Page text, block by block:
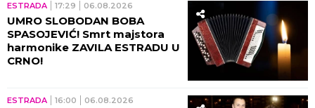
ESTRADA 17:29 06.08.2026
UMRO SLOBODAN BOBA
SPASOJEVIĆ! Smrt majstora
harmonike ZAVILA ESTRADU U
CRNO!
ESTRADA 16:00 06.08.2026